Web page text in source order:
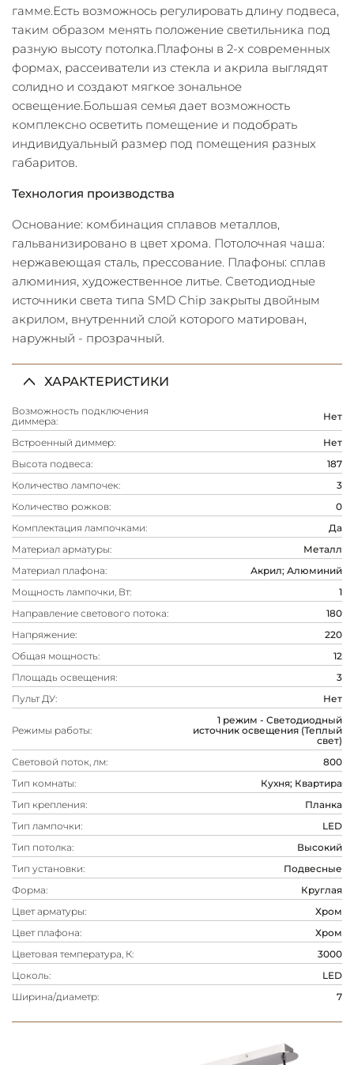
гамме.Есть возможнось регулировать длину подвеса,
таким образом менять положение светильника под
разную высоту потолка.Плафоны в 2-х современных
формах, рассеиватели из стекла и акрила выглядят
солидно и создают мягкое зональное
освещение.Большая семья дает возможность
комплексно осветить помещение и подобрать
индивидуальный размер под помещения разных
габаритов.
Технология производства
Основание: комбинация сплавов металлов,
гальванизировано в цвет хрома. Потолочная чаша:
нержавеющая сталь, прессование. Плафоны: сплав
алюминия, художественное литье. Светодиодные
источники света типа SMD Chip закрыты двойным
акрилом, внутренний слой которого матирован,
наружный - прозрачный.
ХАРАКТЕРИСТИКИ
Возможность подключения
диммера:
Нет
Встроенный диммер:
Нет
Высота подвеса:
187
Количество лампочек:
3
Количество рожков:
0
Комплектация лампочками:
Да
Материал арматуры:
Металл
Материал плафона:
Акрил; Алюминий
Мощность лампочки, Вт:
1
Направление светового потока:
180
Напряжение:
220
Общая мощность:
12
Площадь освещения:
3
Пульт ДУ:
Нет
Режимы работы:
1 режим - Светодиодный
источник освещения (Теплый
свет)
Световой поток, лм:
800
Тип комнаты:
Кухня; Квартира
Тип крепления:
Планка
Тип лампочки:
LED
Тип потолка:
Высокий
Тип установки:
Подвесные
Форма:
Круглая
Цвет арматуры:
Хром
Цвет плафона:
Хром
Цветовая температура, К:
3000
Цоколь:
LED
Ширина/диаметр:
7